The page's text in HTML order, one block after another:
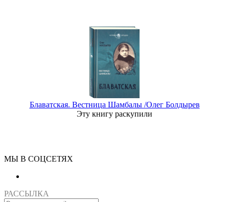
Блаватская. Вестница Шамбалы /Олег Болдырев
Эту книгу раскупили
МЫ В СОЦСЕТЯХ
РАССЫЛКА